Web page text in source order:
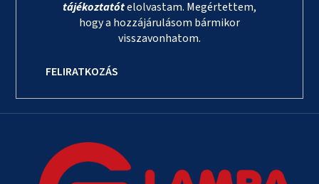
tájékoztatótelolvastam. Megértettem,
hogy a hozzájárulásom bármikor
visszavonhatom.
FELIRATKOZÁS